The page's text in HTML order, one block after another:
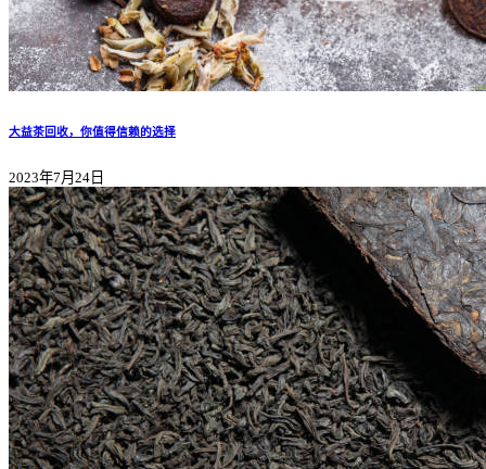
大益茶回收，你值得信赖的选择
2023年7月24日